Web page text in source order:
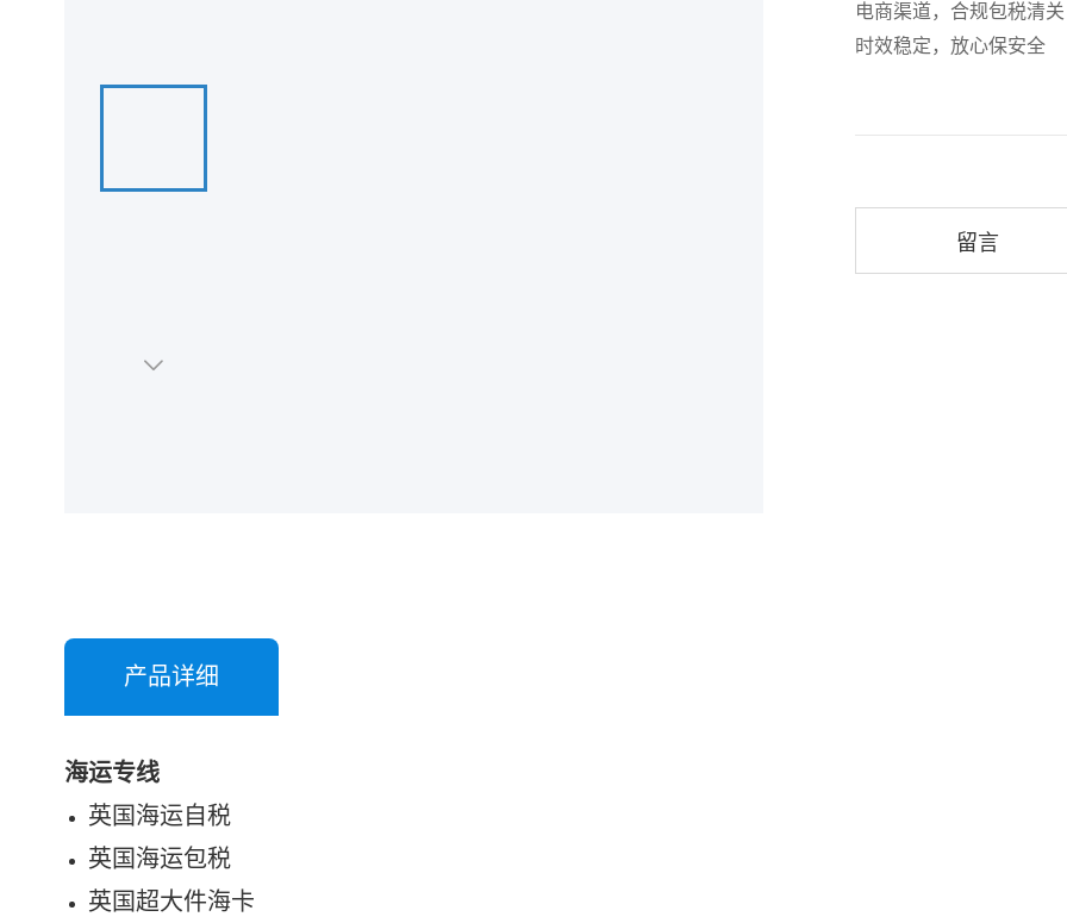
电商渠道，合规包税清
时效稳定，放心保安全
留言
产品详细
海运专线
英国海运自税
英国海运包税
英国超大件海卡